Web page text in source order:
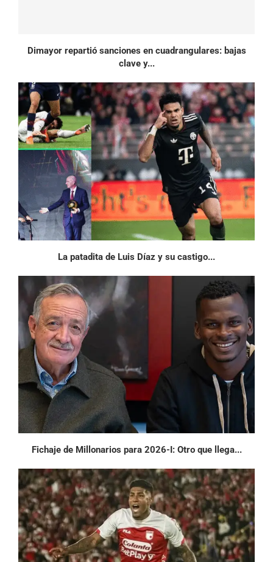
Dimayor repartió sanciones en cuadrangulares: bajas
clave y...
La patadita de Luis Díaz y su castigo...
Fichaje de Millonarios para 2026-I: Otro que llega...